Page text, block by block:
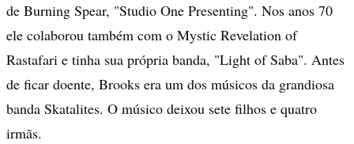
de Burning Spear, "Studio One Presenting". Nos anos 70
ele colaborou também com o Mystic Revelation of
Rastafari e tinha sua própria banda, "Light of Saba". Antes
de ficar doente, Brooks era um dos músicos da grandiosa
banda Skatalites. O músico deixou sete filhos e quatro
irmãs.